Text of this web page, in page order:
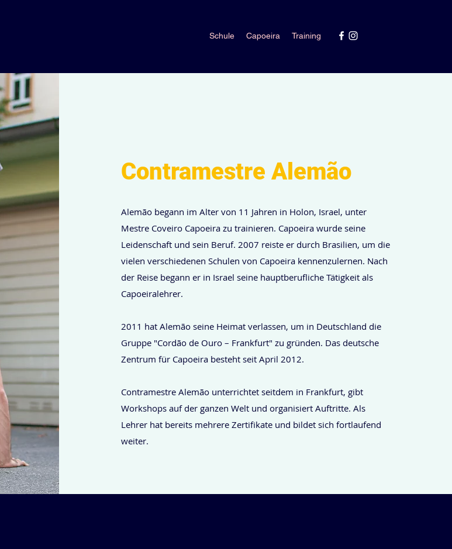
Schule Capoeira Training
Contramestre Alemão
Alemão begann im Alter von 11 Jahren in Holon, Israel, unter
Mestre Coveiro Capoeira zu trainieren. Capoeira wurde seine
Leidenschaft und sein Beruf. 2007 reiste er durch Brasilien, um die
vielen verschiedenen Schulen von Capoeira kennenzulernen. Nach
der Reise begann er in Israel seine hauptberufliche Tätigkeit als
Capoeiralehrer.
2011 hat Alemão seine Heimat verlassen, um in Deutschland die
Gruppe "Cordão de Ouro – Frankfurt" zu gründen. Das deutsche
Zentrum für Capoeira besteht seit April 2012.
Contramestre Alemão unterrichtet seitdem in Frankfurt, gibt
Workshops auf der ganzen Welt und organisiert Auftritte. Als
Lehrer hat bereits mehrere Zertifikate und bildet sich fortlaufend
weiter.